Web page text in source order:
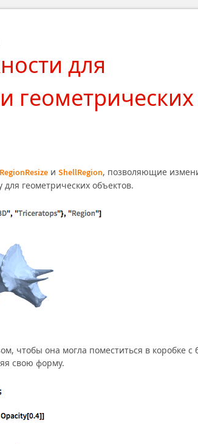
для
геометрических
RegionResize и ShellRegion, позволяющие
геометрических объектов.
чтобы она могла поместиться в коробке с
свою форму.